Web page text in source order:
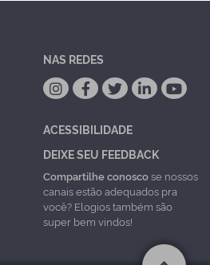
NAS REDES
ACESSIBILIDADE
DEIXE SEU FEEDBACK
Compartilhe conoscose nossos
canais estão adequados pra
você? Elogios também são
super bem vindos!